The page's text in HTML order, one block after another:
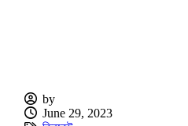
by
June 29, 2023